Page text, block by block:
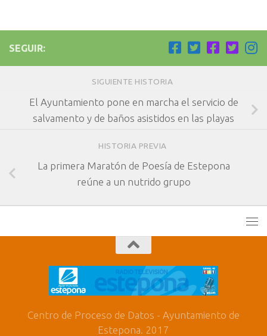
SEGUIR:
SIGUIENTE HISTORIA
El Ayuntamiento pone en marcha el servicio de
salvamento y de baños asistidos en las playas
HISTORIA PREVIA
La primera Maratón de Poesía de Estepona
reúne a un nutrido grupo
Centro de Proceso de Datos - Ayuntamiento de
Estepona. 2017